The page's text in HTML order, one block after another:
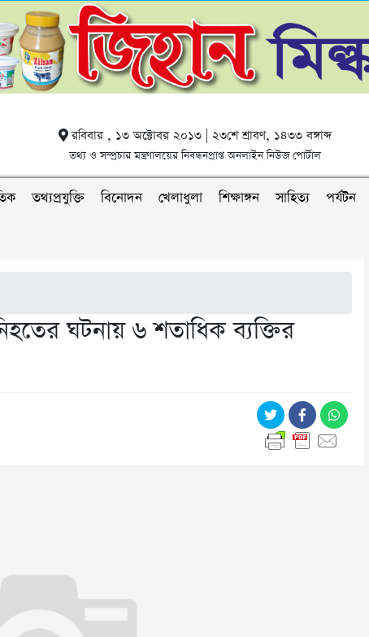
রবিবার , ১৩ অক্টোবর ২০১৩ | ২৩শে শ্রাবণ, ১৪৩৩ বঙ্গাব্দ
তথ্য ও সম্প্রচার মন্ত্রণালয়ের নিবন্ধনপ্রাপ্ত অনলাইন নিউজ পোর্টাল
তথ্যপ্রযুক্তি বিনোদন খেলাধুলা শিক্ষাঙ্গন সাহিত্য পর্যটন
ঘটনায় ৬ শতাধিক ব্যক্তির